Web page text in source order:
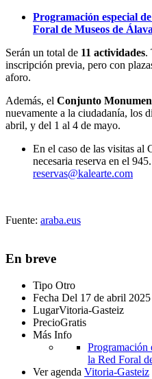
Programación especial
Foral de Museos de
Serán un total de 11 actividades.
inscripción previa, pero con
aforo.
Además, el Conjunto
nuevamente a la ciudadanía, los
abril, y del 1 al 4 de mayo.
En el caso de las visitas al
necesaria reserva en el
reservas@kalearte.com
Fuente: araba.eus
En breve
Tipo Otro
Fecha Del 17 de abril
LugarVitoria-Gasteiz
PrecioGratis
Más Info
Programación
la Red Foral
Ver agenda Vitoria-Gasteiz